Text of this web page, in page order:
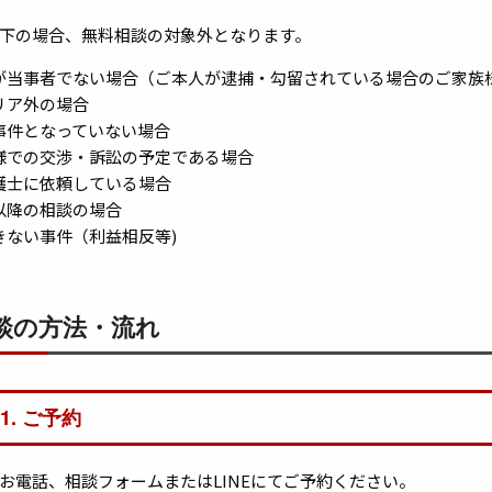
の場合、無料相談の対象外となります。
当事者でない場合（ご本人が逮捕・勾留されている場合のご家族
ア外の場合
件となっていない場合
での交渉・訴訟の予定である場合
士に依頼している場合
降の相談の場合
ない事件（利益相反等)
の方法・流れ
ご予約
電話、相談フォームまたはLINEにてご予約ください。